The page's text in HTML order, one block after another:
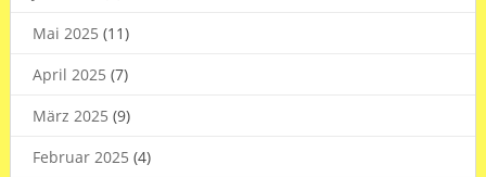
Mai 2025 (11)
April 2025 (7)
März 2025 (9)
Februar 2025 (4)